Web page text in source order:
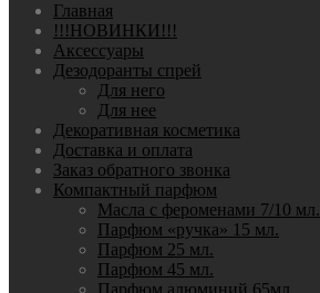
Главная
!!!НОВИНКИ!!!
Аксессуары
Дезодоранты спрей
Для него
Для нее
Декоративная косметика
Доставка и оплата
Заказ обратного звонка
Компактный парфюм
Масла с фероменами 7/10 мл.
Парфюм «ручка» 15 мл.
Парфюм 25 мл.
Парфюм 45 мл.
Парфюм алюминий 65мл.